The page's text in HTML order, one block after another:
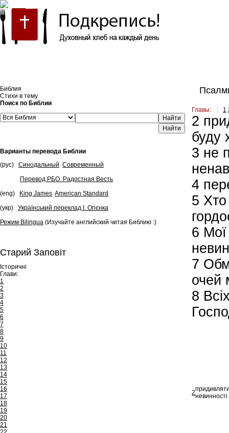
Библия
Стихи в тему
Поиск по Библии
Найти
Варианты перевода Библии
(рус)
Синодальный Современный
Перевод РБО. Радостная Весть
(eng)
King James American Standard
(укр)
Український переклад І. Огієнка
Режим Bilingua (Изучайте английский читая Библию :)
Старий Заповіт
Історичні
Глави:
1
2
3
4
5
6
7
8
9
10
11
12
13
14
15
16
17
18
19
20
21
Главы: 1
2
буду
3 не
4
5 Хто
6
7
очей
8
2